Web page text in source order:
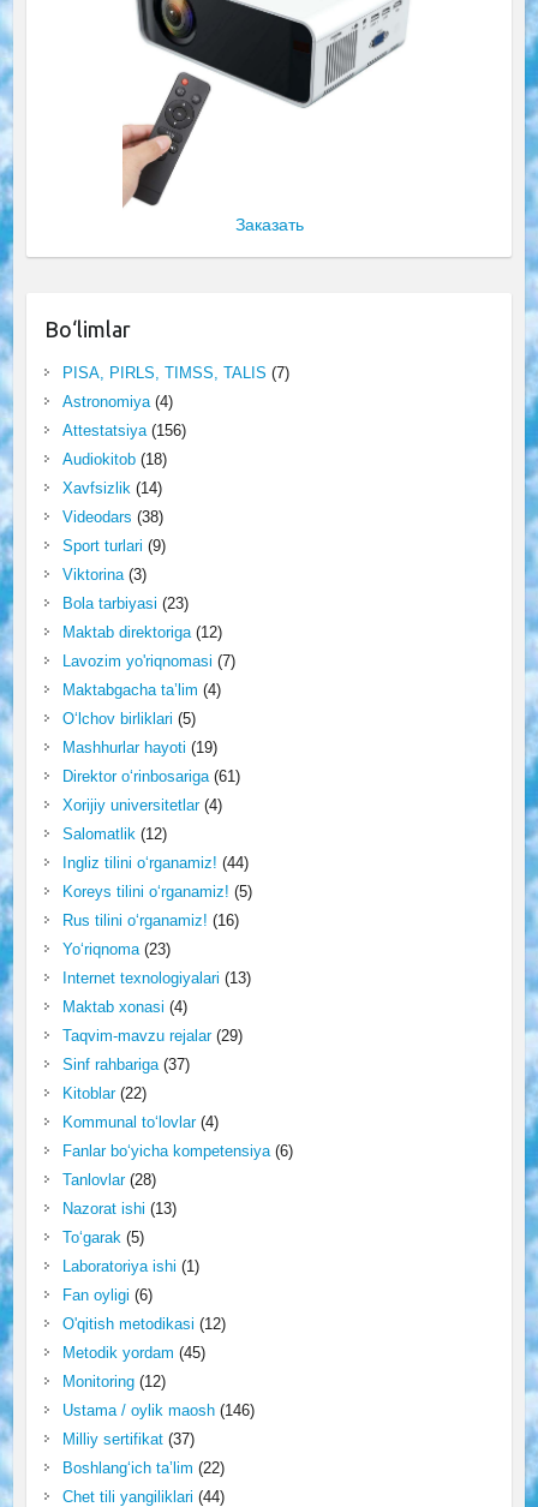
Заказать
Bo‘limlar
PISA, PIRLS, TIMSS, TALIS (7)
Astronomiya(4)
Attestatsiya(156)
Audiokitob(18)
Xavfsizlik(14)
Videodars (38)
Sport turlari (9)
Viktorina(3)
Bola tarbiyasi (23)
Maktab direktoriga(12)
Lavozim yo'riqnomasi (7)
Maktabgacha ta’lim (4)
O‘lchov birliklari (5)
Mashhurlar hayoti (19)
Direktor o‘rinbosariga(61)
Xorijiy universitetlar(4)
Salomatlik(12)
Ingliz tilini o‘rganamiz! (44)
Koreys tilini o‘rganamiz! (5)
Rus tilini o‘rganamiz! (16)
Yo‘riqnoma(23)
Internet texnologiyalari (13)
Maktab xonasi (4)
Taqvim-mavzu rejalar(29)
Sinf rahbariga(37)
Kitoblar(22)
Kommunal to‘lovlar(4)
Fanlar bo‘yicha kompetensiya(6)
Tanlovlar(28)
Nazorat ishi (13)
To‘garak(5)
Laboratoriya ishi (1)
Fan oyligi (6)
O'qitish metodikasi (12)
Metodik yordam (45)
Monitoring(12)
Ustama / oylik maosh(146)
Milliy sertifikat(37)
Boshlang‘ich ta’lim (22)
Chet tili yangiliklari (44)